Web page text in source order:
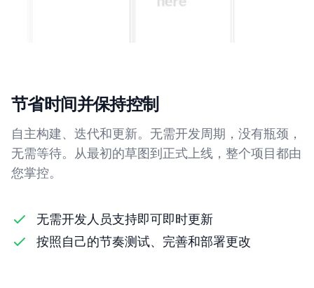
节省时间并保持控制
自主构建、迭代和更新。无需开发周期，没有瓶颈，
无需等待。从最初的草图到正式上线，整个项目都由
您掌控。
无需开发人员支持即可即时更新
按照自己的节奏测试、完善和部署更改